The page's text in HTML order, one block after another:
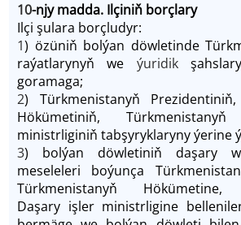
10-njy madda. Ilçiniň borçlary
Ilçi şulara borçludyr:
1) özüniň bolýan döwletinde
raýatlarynyň we ýuridik
goramaga;
2) Türkmenistanyň
Hökümetiniň,
ministrliginiň tabşyryklaryny ýerine
3) bolýan döwletiniň daşary
meseleleri boýunça
Türkmenistanyň Hökümetine,
Daşary işler ministrligine